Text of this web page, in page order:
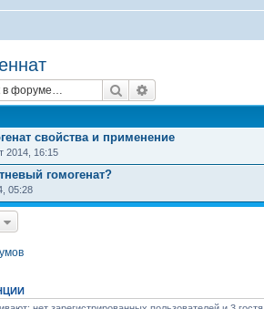
Поиск
свойства и применение
2014, 16:15
гомогенат?
05:28